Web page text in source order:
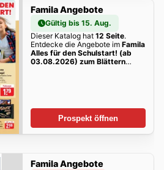
Famila Angebote
Gültig bis 15. Aug.
Dieser Katalog hat 12 Seite.
Entdecke die Angebote im Famila
Alles für den Schulstart! (ab
03.08.2026) zum Blättern
Prospekt öffnen
Famila Angebote